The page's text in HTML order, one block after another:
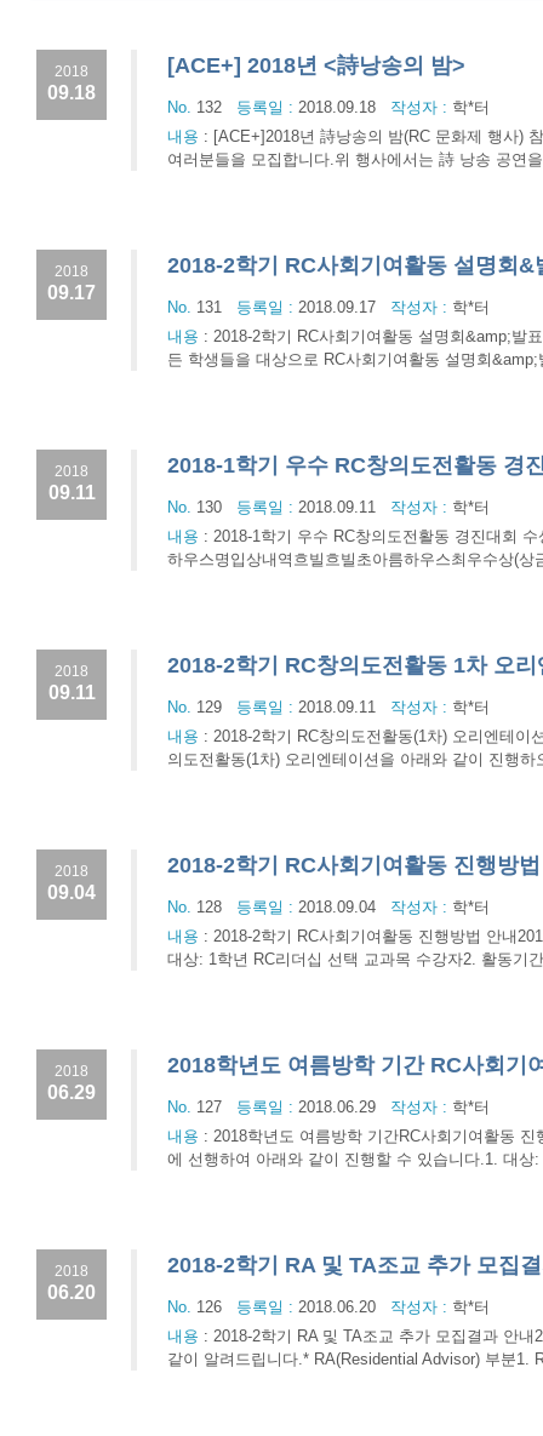
2018
09.18
[ACE+] 2018년 <詩낭송의 밤>
No. 132 등록일 : 2018.09.18 작성자 : 학*터
내용 : [ACE+]2018년 詩낭송의 밤(RC 문화제 행사)
여러분들을 모집합니다.위 행사에서는 詩 낭송 공연
2018
09.17
2018-2학기 RC사회기여활동 설명회&
No. 131 등록일 : 2018.09.17 작성자 : 학*터
내용 : 2018-2학기 RC사회기여활동 설명회&amp;발
든 학생들을 대상으로 RC사회기여활동 설명회
2018
09.11
2018-1학기 우수 RC창의도전활동 경
No. 130 등록일 : 2018.09.11 작성자 : 학*터
내용 : 2018-1학기 우수 RC창의도전활동 경진대회
하우스명입상내역흐빌흐빌초아름하우스최우수상(
2018
09.11
2018-2학기 RC창의도전활동 1차 오
No. 129 등록일 : 2018.09.11 작성자 : 학*터
내용 : 2018-2학기 RC창의도전활동(1차) 오리엔테
의도전활동(1차) 오리엔테이션을 아래와 같이 진행
2018
09.04
2018-2학기 RC사회기여활동 진행방
No. 128 등록일 : 2018.09.04 작성자 : 학*터
내용 : 2018-2학기 RC사회기여활동 진행방법 안내
대상: 1학년 RC리더십 선택 교과목 수강자2. 활동기
2018
06.29
2018학년도 여름방학 기간 RC사회기
No. 127 등록일 : 2018.06.29 작성자 : 학*터
내용 : 2018학년도 여름방학 기간RC사회기여활동
에 선행하여 아래와 같이 진행할 수 있습니다.1. 대
2018
06.20
2018-2학기 RA 및 TA조교 추가 모집
No. 126 등록일 : 2018.06.20 작성자 : 학*터
내용 : 2018-2학기 RA 및 TA조교 추가 모집결과 안
같이 알려드립니다.* RA(Residential Advisor) 부분1.